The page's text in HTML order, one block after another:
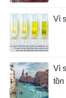
Vì
Vì
tồn